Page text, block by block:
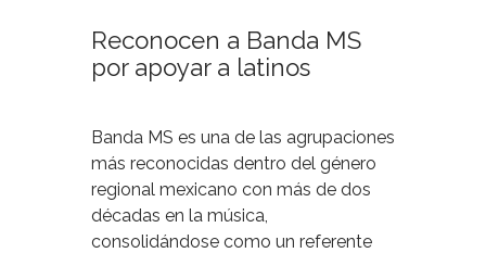
Reconocen a Banda MS
por apoyar a latinos
Banda MS es una de las agrupaciones
más reconocidas dentro del género
regional mexicano con más de dos
décadas en la música,
consolidándose como un referente